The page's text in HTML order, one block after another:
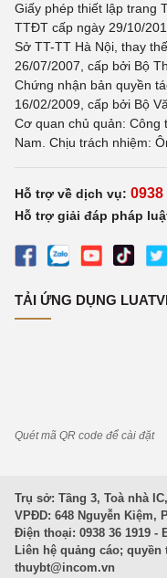
Giấy phép thiết lập trang
TTĐT cấp ngày 29/10/
Sở TT-TT Hà Nội, thay
26/07/2007, cấp bởi Bộ
Chứng nhận bản quyền
16/02/2009, cấp bởi Bộ
Cơ quan chủ quản: Công
Nam. Chịu trách nhiệm:
Hỗ trợ về dịch vụ: 0938
Hỗ trợ giải đáp pháp
TẢI ỨNG DỤNG
Quét mã QR code để cài đặt
Trụ sở: Tầng 3, Toà nhà
VPĐD: 648 Nguyễn Kiệm,
Điện thoại: 0938 36 1919 -
Liên hệ quảng cáo;
thuybt@incom.vn